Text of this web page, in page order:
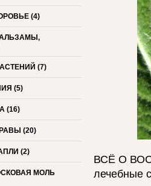
(4)
(7)
(5)
(16)
(20)
(2)
МОЛЬ
ВСЁ О
лечебные